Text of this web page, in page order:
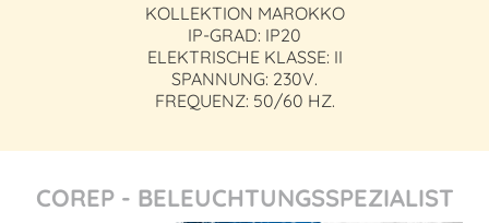
KOLLEKTION MAROKKO
IP-GRAD: IP20
ELEKTRISCHE KLASSE: II
SPANNUNG: 230V.
FREQUENZ: 50/60 HZ.
COREP - BELEUCHTUNGSSPEZIALIST